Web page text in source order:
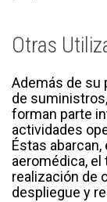
Otras
Además de su
de
forman parte
actividades
Éstas
aeromédica,
realización de
despliegue y